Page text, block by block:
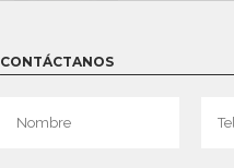
CONTÁCTANOS